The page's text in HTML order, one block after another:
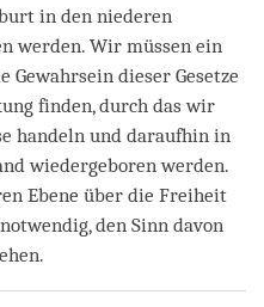
in den niederen
werden. Wir müssen ein
Gewahrsein dieser Gesetze
finden, durch das wir
handeln und daraufhin in
wiedergeboren werden.
Ebene über die Freiheit
den Sinn davon